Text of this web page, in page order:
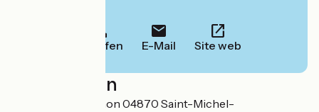
Anrufen E-Mail Site web
Localisation
4614, route de Banon 04870 Saint-Michel-